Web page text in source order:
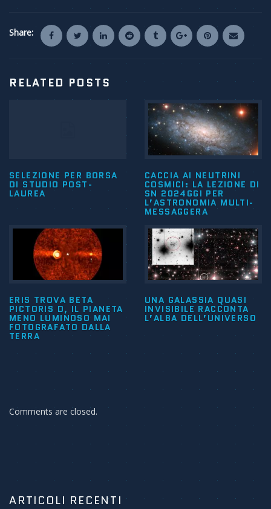
Share:
RELATED POSTS
SELEZIONE PER BORSA
DI STUDIO POST-
LAUREA
CACCIA AI NEUTRINI
COSMICI: LA LEZIONE DI
SN 2024GGI PER
L’ASTRONOMIA MULTI-
MESSAGGERA
ERIS TROVA BETA
PICTORIS D, IL PIANETA
MENO LUMINOSO MAI
FOTOGRAFATO DALLA
TERRA
UNA GALASSIA QUASI
INVISIBILE RACCONTA
L’ALBA DELL’UNIVERSO
Comments are closed.
ARTICOLI RECENTI